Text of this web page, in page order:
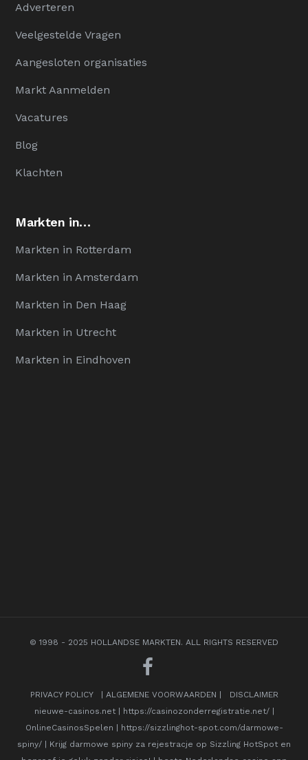
Adverteren
Veelgestelde Vragen
Aangesloten organisaties
Markt Aanmelden
Vacatures
Blog
Klachten
Markten in…
Markten in Rotterdam
Markten in Amsterdam
Markten in Den Haag
Markten in Utrecht
Markten in Eindhoven
© 1998 - 2025 HOLLANDSE MARKTEN. ALL RIGHTS RESERVED
PRIVACY POLICY ALGEMENE VOORWAARDEN
DISCLAIMER
nieuwe-casinos.net| https://casinozonderregistratie.net/|
OnlineCasinosSpelen
https://sizzlinghot-spot.com/darmowe-
spiny/
Krijg darmowe spiny za rejestracje op Sizzling HotSpot en